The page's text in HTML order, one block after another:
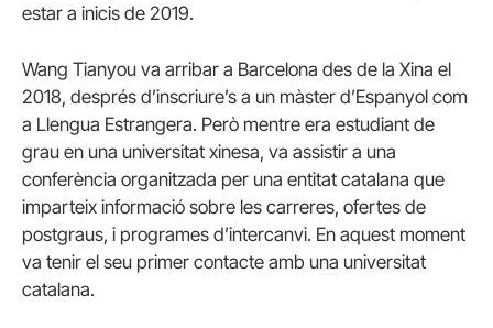
estar a inicis de 2019.
Wang Tianyou va arribar a Barcelona des de la Xina el
2018, després d’inscriure’s a un màster d’Espanyol com
a Llengua Estrangera. Però mentre era estudiant de
grau en una universitat xinesa, va assistir a una
conferència organitzada per una entitat catalana que
imparteix informació sobre les carreres, ofertes de
postgraus, i programes d’intercanvi. En aquest moment
va tenir el seu primer contacte amb una universitat
catalana.